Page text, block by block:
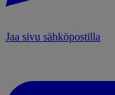
Jaa sivu sähköpostilla